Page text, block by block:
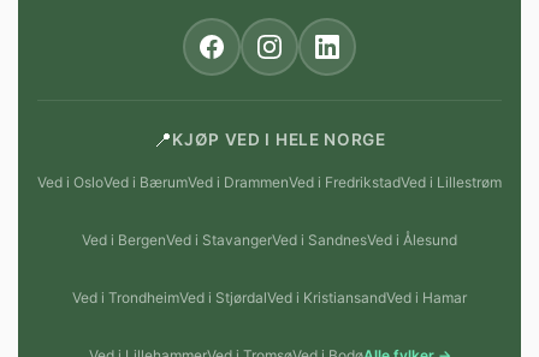
📍KJØP VED I HELE NORGE
Ved i OsloVed i BærumVed i DrammenVed i FredrikstadVed i Lillestrøm
Ved i BergenVed i StavangerVed i SandnesVed i Ålesund
Ved i TrondheimVed i StjørdalVed i KristiansandVed i Hamar